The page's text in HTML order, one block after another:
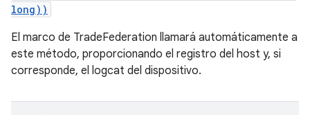
long))
El marco de TradeFederation llamará automáticamente a
este método, proporcionando el registro del host y, si
corresponde, el logcat del dispositivo.